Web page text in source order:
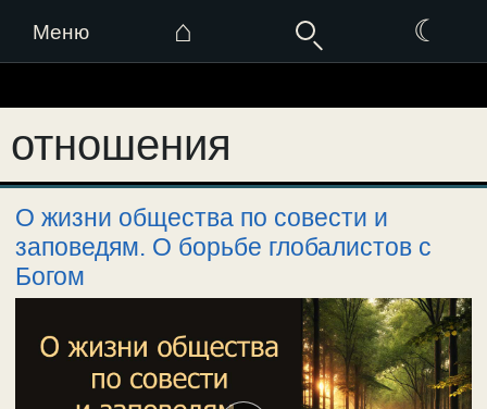
Меню ⌂ ☾
к
содержимому
отношения
О жизни общества по совести и
заповедям. О борьбе глобалистов с
Богом